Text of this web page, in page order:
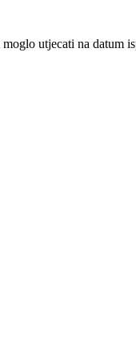
utjecati na datum